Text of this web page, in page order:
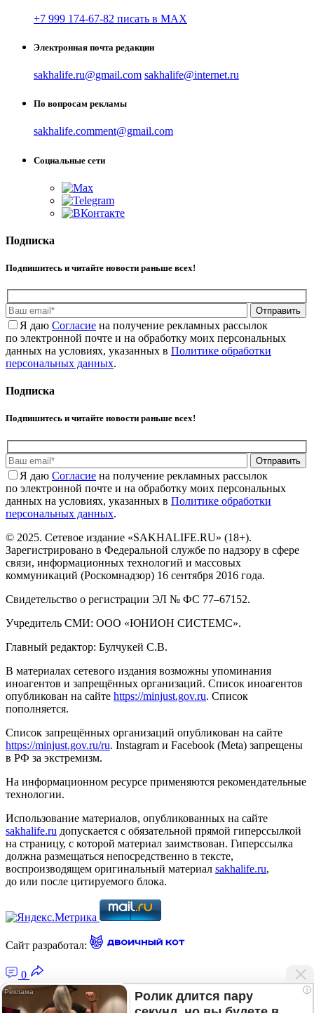
+7 999 174-67-82 писать в MAX
Электронная почта редакции
sakhalife.ru@gmail.com sakhalife@internet.ru
По вопросам рекламы
sakhalife.comment@gmail.com
Социальные сети
Подписка
Подпишитесь и читайте новости раньше всех!
Отправить
Я даю Cогласие на получение рекламных рассылок
по электронной почте и на обработку моих персональных
данных на условиях, указанных в Политике обработки
персональных данных.
Подписка
Подпишитесь и читайте новости раньше всех!
Отправить
Я даю Cогласие на получение рекламных рассылок
по электронной почте и на обработку моих персональных
данных на условиях, указанных в Политике обработки
персональных данных.
© 2025. Сетевое издание «SAKHALIFE.RU» (18+).
Зарегистрировано в Федеральной службе по надзору в сфере
связи, информационных технологий и массовых
коммуникаций (Роскомнадзор) 16 сентября 2016 года.
Свидетельство о регистрации ЭЛ № ФС 77–67152.
Учредитель СМИ: ООО «ЮНИОН СИСТЕМС».
Главный редактор: Булчукей С.В.
В материалах сетевого издания возможны упоминания
иноагентов и запрещённых организаций. Список иноагентов
опубликован на сайте https://minjust.gov.ru. Список
пополняется.
Список запрещённых организаций опубликован на сайте
https://minjust.gov.ru/ru. Instagram и Facebook (Metа) запрещены
в РФ за экстремизм.
На информационном ресурсе применяются рекомендательные
технологии.
Использование материалов, опубликованных на сайте
sakhalife.ru допускается с обязательной прямой гиперссылкой
на страницу, с которой материал заимствован. Гиперссылка
должна размещаться непосредственно в тексте,
воспроизводящем оригинальный материал sakhalife.ru,
до или после цитируемого блока.
Сайт разработал:
0
i
Ролик длится пару